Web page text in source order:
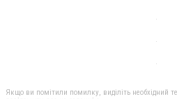
Якщо ви помітили помилку, виділіть необхідний